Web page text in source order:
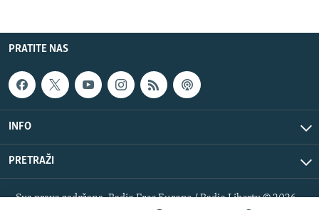
PRATITE NAS
INFO
PRETRAŽI
Sva prava zadržana. Radio Free Europe / Radio Liberty © 2026